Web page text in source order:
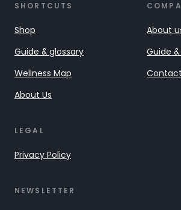
SHORTCUTS
Shop
Guide & glossary
Wellness Map
About Us
About
Guide
Contact
LEGAL
Privacy Policy
NEWSLETTER